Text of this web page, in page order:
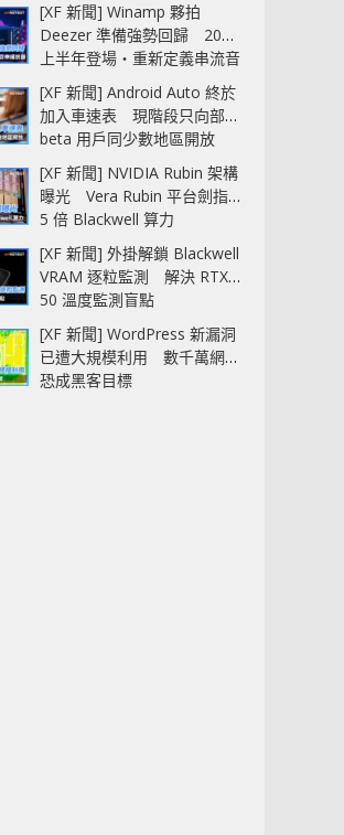
[XF 新聞] Winamp 夥拍
Deezer 準備強勢回歸 2027
上半年登場‧重新定義串流音
樂播放器
[XF 新聞] Android Auto 終於
加入車速表 現階段只向部分
beta 用戶同少數地區開放
[XF 新聞] NVIDIA Rubin 架構
曝光 Vera Rubin 平台劍指
5 倍 Blackwell 算力
[XF 新聞] 外掛解鎖 Blackwell
VRAM 逐粒監測 解決 RTX
50 溫度監測盲點
[XF 新聞] WordPress 新漏洞
已遭大規模利用 數千萬網站
恐成黑客目標